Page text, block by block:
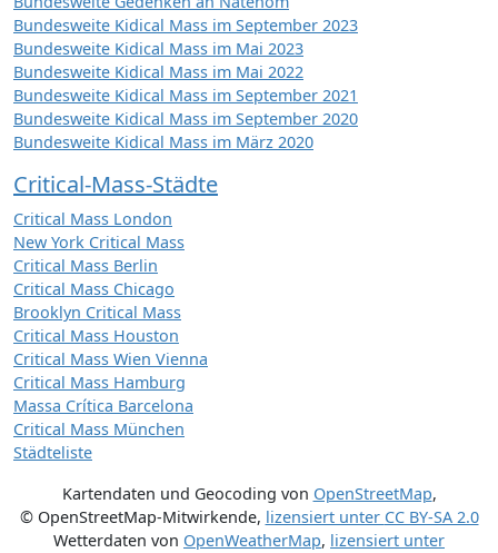
Bundesweite Kidical Mass im September 2023
Bundesweite Kidical Mass im Mai 2023
Bundesweite Kidical Mass im Mai 2022
Bundesweite Kidical Mass im September 2021
Bundesweite Kidical Mass im September 2020
Bundesweite Kidical Mass im März 2020
Critical-Mass-Städte
Critical Mass London
New York Critical Mass
Critical Mass Berlin
Critical Mass Chicago
Brooklyn Critical Mass
Critical Mass Houston
Critical Mass Wien Vienna
Critical Mass Hamburg
Massa Crítica Barcelona
Critical Mass München
Städteliste
Kartendaten und Geocoding von OpenStreetMap,
© OpenStreetMap-Mitwirkende, lizensiert unter CC BY-SA 2.0
Wetterdaten von OpenWeatherMap, lizensiert unter